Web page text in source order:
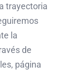
trayectoria
la
de
página